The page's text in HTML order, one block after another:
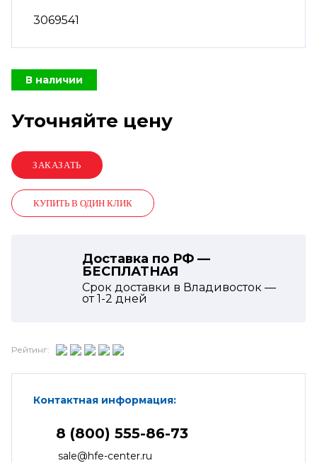
3069541
В наличии
Уточняйте цену
КУПИТЬ В ОДИН КЛИК
Доставка по РФ —
БЕСПЛАТНАЯ
Срок доставки в Владивосток —
от1-2 дней
Рейтинг:
Контактная информация:
8 (800) 555-86-73
sale@hfe-center.ru